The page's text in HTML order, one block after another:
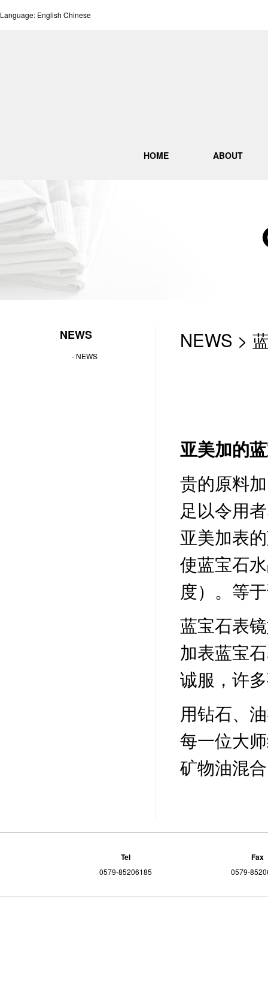
Language: English Chinese
HOME ABOUT
NEWS
- NEWS
NEWS >
亚美加的
贵的原料
足以令用
亚美加表
使蓝宝石
度）。等
蓝宝石表
加表蓝宝
诚服，许
用钻石、
每一位大
矿物油混
Tel
0579-85206185
Fax
0579-